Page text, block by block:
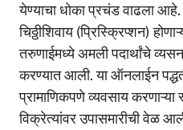
येण्याचा धोका प्रचंड वाढला
चिठ्ठीशिवाय (प्रिस्क्रिप्शन)
तरुणाईमध्ये अमली पदार्थांचे
करण्यात आली. या ऑनलाईन
प्रामाणिकपणे व्यवसाय
विक्रेत्यांवर उपासमारीची वेळ